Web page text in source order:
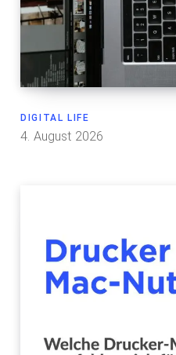
DIGITAL LIFE
4. August 2026